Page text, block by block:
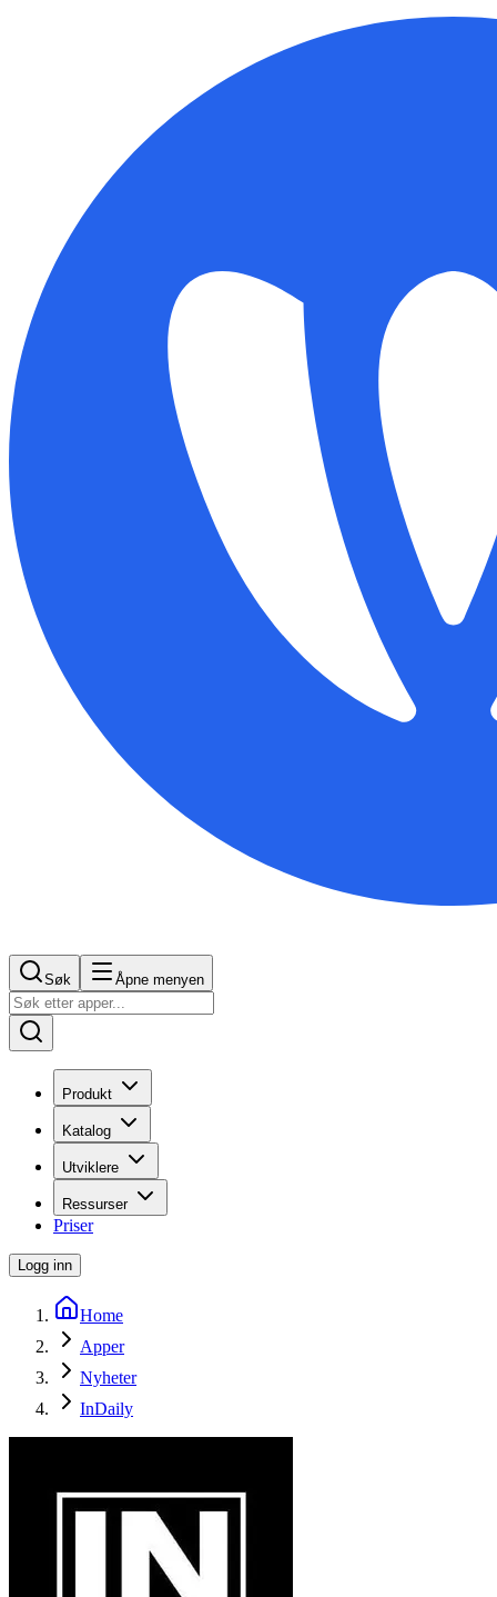
Søk Åpne menyen
Produkt
Katalog
Utviklere
Ressurser
Priser
Logg inn
Home
Apper
Nyheter
InDaily